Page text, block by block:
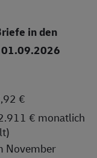
in den
01.09.2026
€
€ monatlich
November